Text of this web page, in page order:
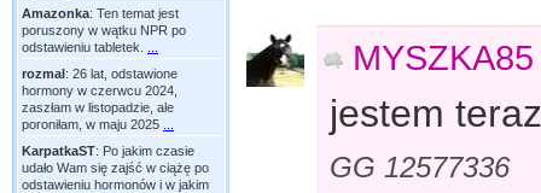
Amazonka: Ten temat jest
poruszony w wątku NPR po
odstawieniu tabletek.
rozmal: 26 lat, odstawione
hormony w czerwcu 2024,
zaszłam w listopadzie, ale
poroniłam, w maju 2025
KarpatkaST: Po jakim czasie
udało Wam się zajść w ciążę po
odstawieniu hormonów i w jakim
MYSZKA85
jestem
GG 12577336